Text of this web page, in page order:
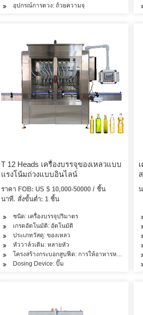
อุปกรณ์การตวง: ถ้วยความจุ
T 12 Heads เครื่องบรรจุของเหลวแบบ
แรงโน้มถ่วงแบบอินไลน์
ราคา FOB: US $ 10,000-50000 / ชิ้น
นาที. สั่งขั้นต่ำ: 1 ชิ้น
ชนิด: เครื่องบรรจุปริมาตร
เกรดอัตโนมัติ: อัตโนมัติ
ประเภทวัสดุ: ของเหลว
หัววาล์วเติม: หลายหัว
โครงสร้างกระบอกสูบฟีด: การให้อาหารหลายห้อง
Dosing Device: ปั๊ม